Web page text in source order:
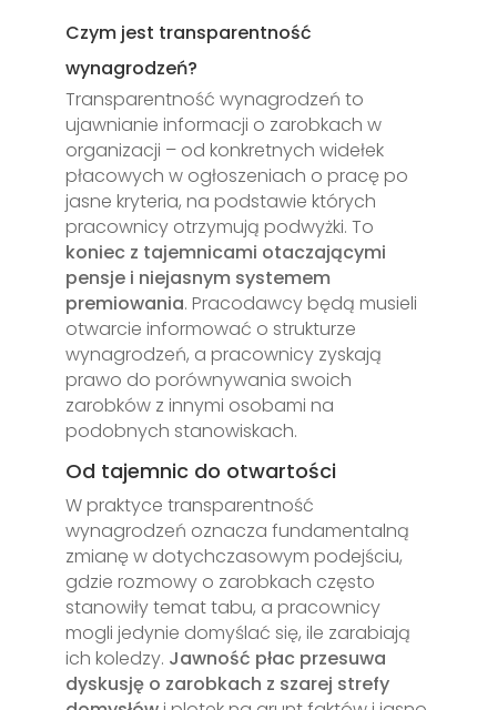
Czym jest transparentność
wynagrodzeń?
Transparentność wynagrodzeń to
ujawnianie informacji o zarobkach w
organizacji – od konkretnych widełek
płacowych w ogłoszeniach o pracę po
jasne kryteria, na podstawie których
pracownicy otrzymują podwyżki. To
koniec z tajemnicami otaczającymi
pensje i niejasnym systemem
premiowania. Pracodawcy będą musieli
otwarcie informować o strukturze
wynagrodzeń, a pracownicy zyskają
prawo do porównywania swoich
zarobków z innymi osobami na
podobnych stanowiskach.
Od tajemnic do otwartości
W praktyce transparentność
wynagrodzeń oznacza fundamentalną
zmianę w dotychczasowym podejściu,
gdzie rozmowy o zarobkach często
stanowiły temat tabu, a pracownicy
mogli jedynie domyślać się, ile zarabiają
ich koledzy. Jawność płac przesuwa
dyskusję o zarobkach z szarej strefy